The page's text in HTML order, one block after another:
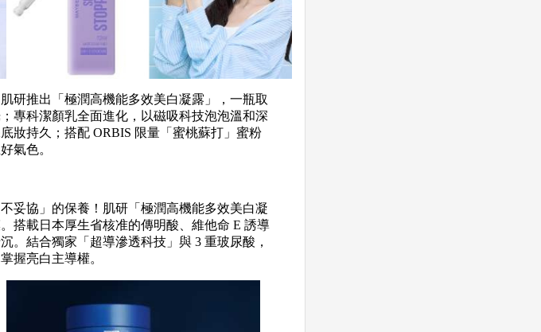
研推出「極潤高機能多效美白凝露」，一瓶取
專科潔顏乳全面進化，以磁吸科技泡泡溫和深
妝持久；搭配 ORBIS 限量「蜜桃蘇打」蜜粉
氣色。
妥協」的保養！肌研「極潤高機能多效美白凝
搭載日本厚生省核准的傳明酸、維他命 E 誘導
。結合獨家「超導滲透科技」與 3 重玻尿酸，
握亮白主導權。